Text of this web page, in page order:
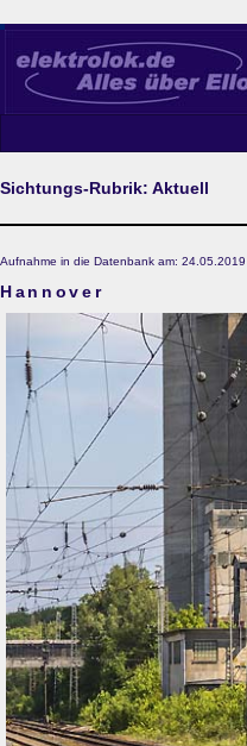
Sichtungs-Rubrik: Aktuell
Aufnahme in die Datenbank am: 24.05.2019
Hannover